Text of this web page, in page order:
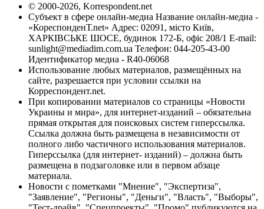
© 2000-2026, Korrespondent.net
Субъект в сфере онлайн-медиа Название онлайн-медиа -
«КореспонденТ.net» Адрес: 02091, місто Київ,
ХАРКІВСЬКЕ ШОСЕ, будинок 172-Б, офіс 208/1 E-mail:
sunlight@mediadim.com.ua Телефон: 044-205-43-00
Идентификатор медиа - R40-06068
Использование любых материалов, размещённых на
сайте, разрешается при условии ссылки на
Корреспондент.net.
При копировании материалов со страницы «Новости
Украины и мира», для интернет-изданий – обязательна
прямая открытая для поисковых систем гиперссылка.
Ссылка должна быть размещена в независимости от
полного либо частичного использования материалов.
Гиперссылка (для интернет- изданий) – должна быть
размещена в подзаголовке или в первом абзаце
материала.
Новости с пометками "Мнение", "Экспертиза",
"Заявление", "Регионы", "Деньги", "Власть", "Выборы",